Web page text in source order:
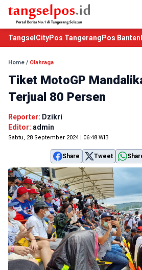
TangselCityPos Tangerang Pos Banten
Home / Olahraga
Tiket MotoGP
Terjual 80 Persen
Reporter: Dzikri
Editor: admin
Sabtu, 28 September 2024 | 06:48 WIB
Share Tweet